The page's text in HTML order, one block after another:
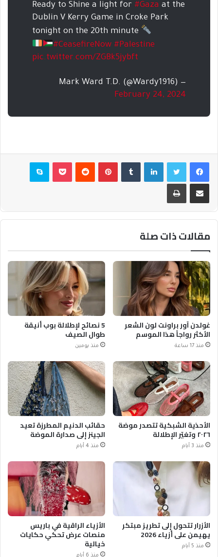
Ready to Shine a light for #Gaza at the
Dublin V Kerry Game in Croke Park
tonight on the 20th minute
#CeasefireNow #Palestine
pic.twitter.com/ZGBk5jybft
— Mark Ward T.D. (@Wardy1916)
February 24, 2024
فيسبوكتويتر لينكدإن بينتيريست بوكيت سكايب
مشاركة عبر البريد طباعة
مقالات ذات صلة
غولدن آور براونت لون الشعر
الأكثر رواجاً هذا الموسم
منذ 17 ساعة
5 نصائح لإطلالة بوب أنيقة
طوال الصيف
منذ يومين
الأحذية الشبكية تتصدر موضة
٢٠٢٦ وتغيّر الإطلالة
منذ 3 أيام
حقائب الدنيم المطرزة تعيد
الجينز إلى صدارة الموضة
منذ 4 أيام
الأزرار تتحول إلى تطريز مبتكر
يهيمن على أزياء 2026
منذ 5 أيام
الأزياء الراقية في باريس
منصات عرض تحكي حكايات
خيالية
منذ 6 أيام